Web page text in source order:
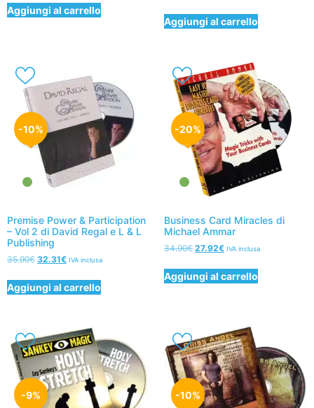
Aggiungi al carrello
Aggiungi al carrello
-10%
Premise Power & Participation
– Vol 2 di David Regal e L & L
Publishing
35.90€ 32.31€ IVA inclusa
Aggiungi al carrello
-20%
Business Card Miracles di
Michael Ammar
34.90€ 27.92€ IVA inclusa
Aggiungi al carrello
-9% -10%